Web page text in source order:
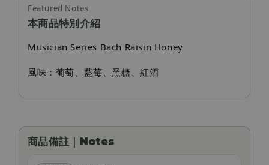
Featured Notes
本商品特別介紹
Musician Series Bach Raisin Honey
風味：葡萄、藍莓、黑糖、紅酒
商品備註｜Notes